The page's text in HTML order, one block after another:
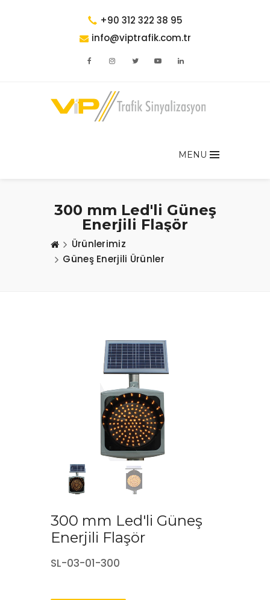
+90 312 322 38 95
info@viptrafik.com.tr
MENU
300 mm Led'li Güneş
Enerjili Flaşör
Ürünlerimiz
Güneş Enerjili Ürünler
300 mm Led'li Güneş
Enerjili Flaşör
SL-03-01-300